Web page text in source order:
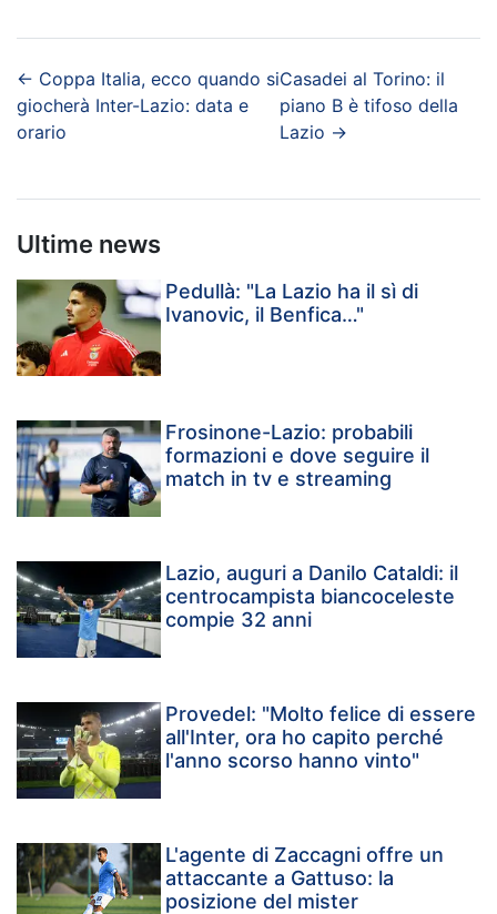
← Coppa Italia, ecco quando si
giocherà Inter-Lazio: data e
orario
Casadei al Torino: il
piano B è tifoso della
Lazio →
Ultime news
Pedullà: "La Lazio ha il sì di
Ivanovic, il Benfica…"
Frosinone-Lazio: probabili
formazioni e dove seguire il
match in tv e streaming
Lazio, auguri a Danilo Cataldi: il
centrocampista biancoceleste
compie 32 anni
Provedel: "Molto felice di essere
all'Inter, ora ho capito perché
l'anno scorso hanno vinto"
L'agente di Zaccagni offre un
attaccante a Gattuso: la
posizione del mister